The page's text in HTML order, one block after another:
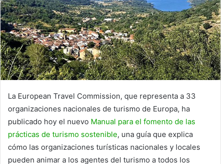
La European Travel Commission, que representa a 33
organizaciones nacionales de turismo de Europa, ha
publicado hoy el nuevo Manual para el fomento de las
prácticas de turismo sostenible, una guía que explica
cómo las organizaciones turísticas nacionales y locales
pueden animar a los agentes del turismo a todos los